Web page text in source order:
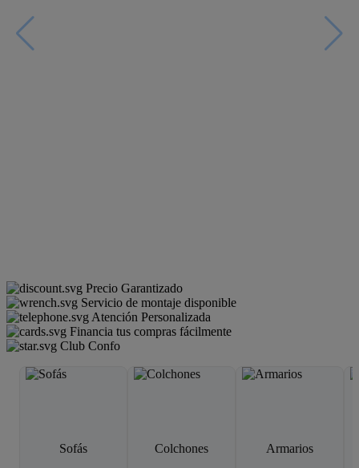
Precio Garantizado
Servicio de montaje disponible
Atención Personalizada
Financia tus compras fácilmente
Club Confo
Sofás Colchones Armarios